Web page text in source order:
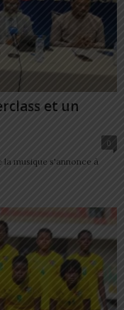
et un
0
la musique s'annonce à